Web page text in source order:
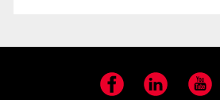
Facebook LinkedIn YouTube